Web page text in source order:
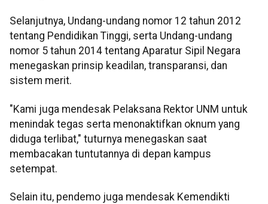
Selanjutnya, Undang-undang nomor 12 tahun 2012
tentang Pendidikan Tinggi, serta Undang-undang
nomor 5 tahun 2014 tentang Aparatur Sipil Negara
menegaskan prinsip keadilan, transparansi, dan
sistem merit.
"Kami juga mendesak Pelaksana Rektor UNM untuk
menindak tegas serta menonaktifkan oknum yang
diduga terlibat," tuturnya menegaskan saat
membacakan tuntutannya di depan kampus
setempat.
Selain itu, pendemo juga mendesak Kemendikti